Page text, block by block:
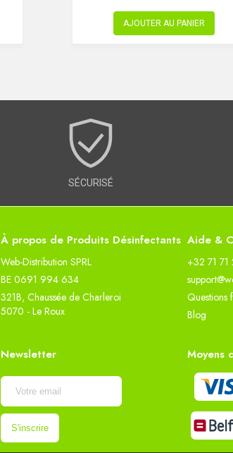
AJOUTER AU PANIER
SÉCURISÉ
À propos de Produits Désinfectants
Web-Distribution SPRL
BE 0691 994 634
321B, Chaussée de Charleroi
5070 - Le Roux
Aide &
+32 71 71
Questions
Blog
Newsletter Moyens